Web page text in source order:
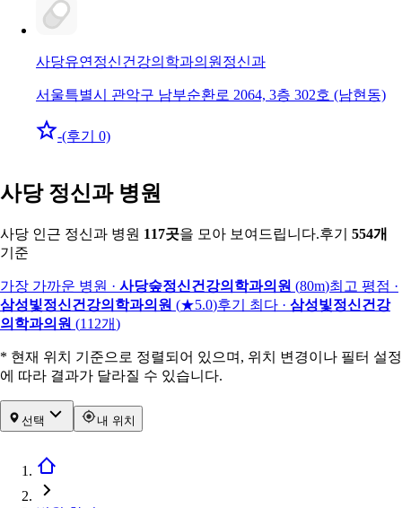
사당유연정신건강의학과의원 정신과
서울특별시 관악구 남부순환로 2064, 3층 302호 (남현동)
-(후기 0)
사당 정신과 병원
사당 인근 정신과 병원 117곳을 모아 보여드립니다.후기 554개
기준
가장 가까운 병원 · 사당숲정신건강의학과의원 (80m)최고 평점 ·
삼성빛정신건강의학과의원 (★5.0)후기 최다 · 삼성빛정신건강
의학과의원 (112개)
* 현재 위치 기준으로 정렬되어 있으며, 위치 변경이나 필터 설정
에 따라 결과가 달라질 수 있습니다.
선택 내 위치